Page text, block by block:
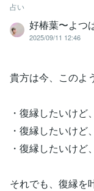
占い
好椿葉〜よつ
2025/09/11 12:46
貴方は今、このよ
・復縁したいけ
・復縁したいけ
・復縁したいけ
それでも、復縁を